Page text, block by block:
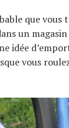
que vous
un magasin
idée
vous